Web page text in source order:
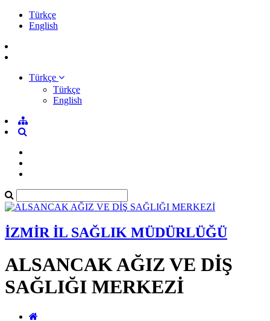
Türkçe
English
Türkçe
Türkçe
English
İZMİR İL SAĞLIK MÜDÜRLÜĞÜ
ALSANCAK AĞIZ VE DİŞ
SAĞLIĞI MERKEZİ